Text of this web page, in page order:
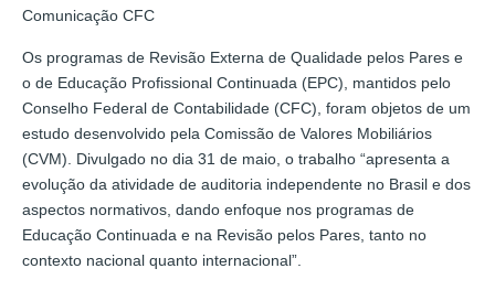
Comunicação CFC
Os programas de Revisão Externa de Qualidade pelos Pares e
o de Educação Profissional Continuada (EPC), mantidos pelo
Conselho Federal de Contabilidade (CFC), foram objetos de um
estudo desenvolvido pela Comissão de Valores Mobiliários
(CVM). Divulgado no dia 31 de maio, o trabalho “apresenta a
evolução da atividade de auditoria independente no Brasil e dos
aspectos normativos, dando enfoque nos programas de
Educação Continuada e na Revisão pelos Pares, tanto no
contexto nacional quanto internacional”.